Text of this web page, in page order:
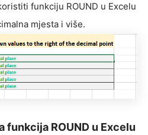
funkciju ROUND u Excelu
mjesta i više.
funkcija ROUND u Excelu